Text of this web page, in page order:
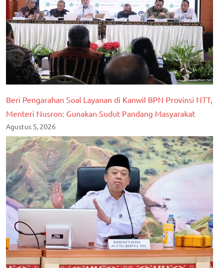
Beri Pengarahan Soal Layanan di Kanwil BPN Provinsi NTT,
Menteri Nusron: Gunakan Sudut Pandang Masyarakat
Agustus 5, 2026